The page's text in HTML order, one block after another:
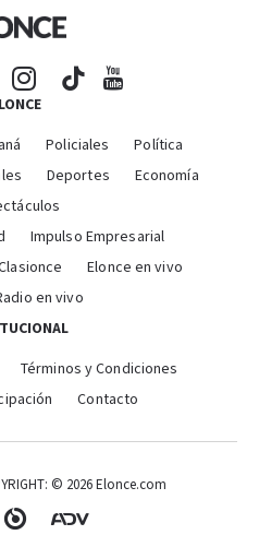
Policiales
Política
Deportes
Economía
Impulso Empresarial
Elonce en vivo
en vivo
Términos y Condiciones
Contacto
© 2026 Elonce.com